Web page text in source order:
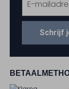
Schrijf